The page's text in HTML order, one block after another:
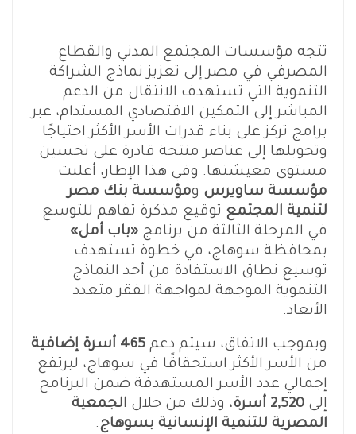
تتجه مؤسسات المجتمع المدني والقطاع
المصرفي في مصر إلى تعزيز نماذج الشراكة
التنموية التي تستهدف الانتقال من الدعم
المباشر إلى التمكين الاقتصادي المستدام، عبر
برامج تركز على بناء قدرات الأسر الأكثر احتياجًا
وتحويلها إلى عناصر منتجة قادرة على تحسين
مستوى معيشتها. وفي هذا الإطار، أعلنت
مؤسسة ساويرس ومؤسسة بنك مصر
لتنمية المجتمع توقيع مذكرة تفاهم للتوسع
في المرحلة الثالثة من برنامج «باب أمل»
بمحافظة سوهاج، في خطوة تستهدف
توسيع نطاق الاستفادة من أحد النماذج
التنموية الموجهة لمواجهة الفقر متعدد
الأبعاد.
وبموجب الاتفاق، سيتم دعم 465 أسرة إضافية
من الأسر الأكثر استحقاقًا في سوهاج، ليرتفع
إجمالي عدد الأسر المستهدفة ضمن البرنامج
إلى 2,520 أسرة ، وذلك من خلال الجمعية
المصرية للتنمية الإنسانية بسوهاج.